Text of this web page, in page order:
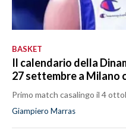
BASKET
Il calendario della
27 settembre a Milano
Primo match casalingo il 4
Giampiero Marras